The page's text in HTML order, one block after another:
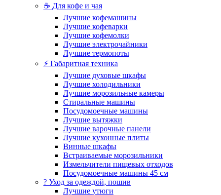
☕ Для кофе и чая
Лучшие кофемашины
Лучшие кофеварки
Лучшие кофемолки
Лучшие электрочайники
Лучшие термопоты
⚡ Габаритная техника
Лучшие духовые шкафы
Лучшие холодильники
Лучшие морозильные камеры
Стиральные машины
Посудомоечные машины
Лучшие вытяжки
Лучшие варочные панели
Лучшие кухонные плиты
Винные шкафы
Встраиваемые морозильники
Измельчители пищевых отходов
Посудомоечные машины 45 см
? Уход за одеждой, пошив
Лучшие утюги